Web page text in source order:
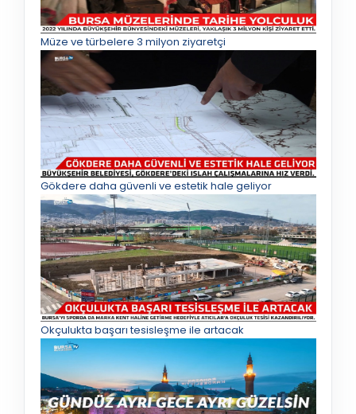
Müze ve türbelere 3 milyon ziyaretçi
Gökdere daha güvenli ve estetik hale geliyor
Okçulukta başarı tesisleşme ile artacak